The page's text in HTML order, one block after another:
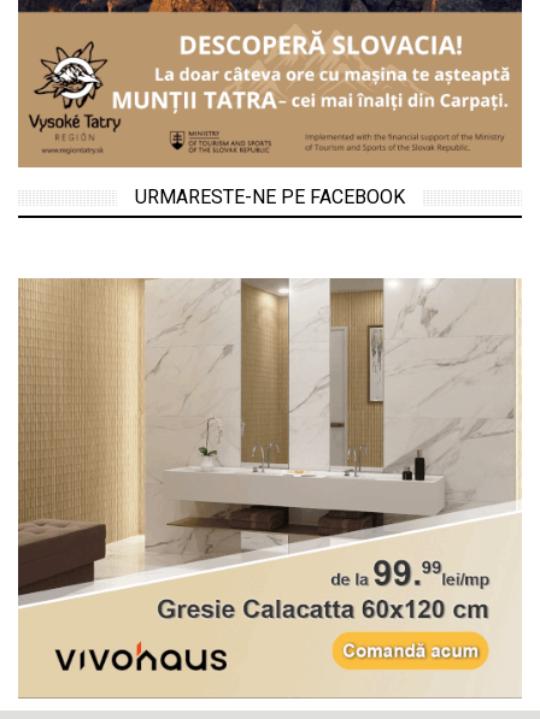
URMARESTE-NE PE FACEBOOK